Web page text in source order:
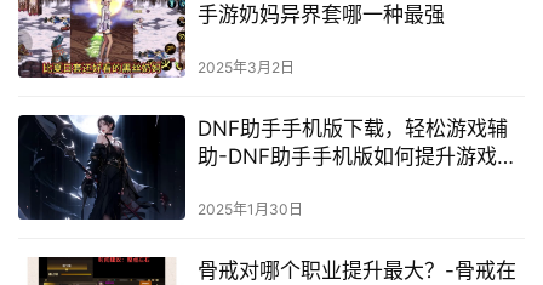
手游奶妈异界套哪一种最强
2025年3月2日
DNF助手手机版下载，轻松游戏辅
助-DNF助手手机版如何提升游戏体
2025年1月30日
骨戒对哪个职业提升最大？-骨戒在